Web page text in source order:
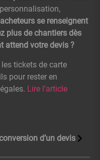
se renseignent
plus de chantiers dès
attend votre devis ?
tickets de carte
pour rester en
Lire l’article
d’un devis